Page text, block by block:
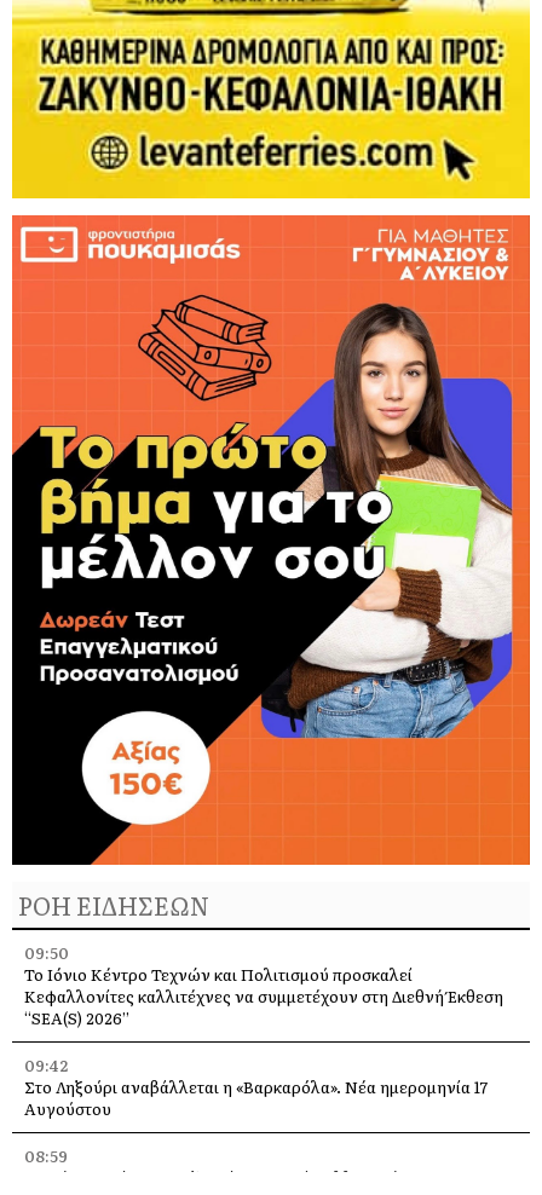
ΡΟΗ ΕΙΔΗΣΕΩΝ
09:50
Το Ιόνιο Κέντρο Τεχνών και Πολιτισμού προσκαλεί
Κεφαλλονίτες καλλιτέχνες να συμμετέχουν στη Διεθνή Έκθεση
“SEA(S) 2026”
09:42
Στο Ληξούρι αναβάλλεται η «Βαρκαρόλα». Νέα ημερομηνία 17
Αυγούστου
08:59
Λαϊκή Συσπείρωση Ληξουρίου: Θερμά συλλυπητήρια στον